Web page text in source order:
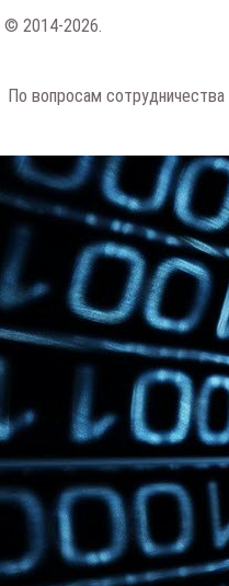
© 2014-2026.
По вопросам